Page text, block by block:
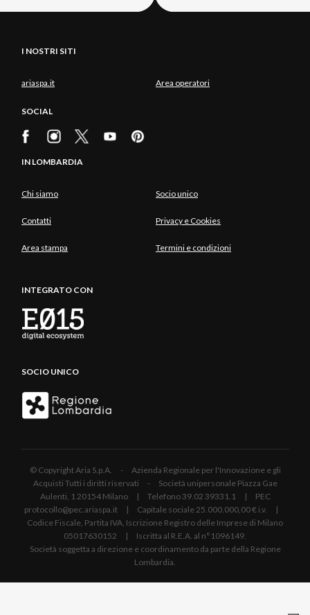
I NOSTRI SITI
ariaspa.it Area operatori
SOCIAL
IN LOMBARDIA
Chi siamo Socio unico
Contatti Privacy e Cookies
Area stampa Termini e condizioni
INTEGRATO CON
SOCIO UNICO
© Copyright Aria S.p.A. - Azienda Regionale per l'Innovazione e gli
Acquisti Tutti i diritti riservati - Società unipersonale Piazza Gae
Aulenti, 1 20154 Milano | Telefono 39.02 39331.1 | PEC
protocollo@pec.ariaspa.it | Capitale sociale 25.000.000,00 € i.v. |
Codice Fiscale, Partita IVA, Iscrizione Registro delle Imprese di Milano
05017630152 | Iscritta al R.E.A. al n°1096149.
Società soggetta a direzione e coordinamento da parte della Regione
Lombardia.